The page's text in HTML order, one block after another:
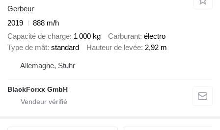
Gerbeur
2019
888 m/h
Capacité de charge 1 000 kg Carburant électro
Type de mât standard Hauteur de levée 2,92 m
Allemagne, Stuhr
BlackForxx GmbH